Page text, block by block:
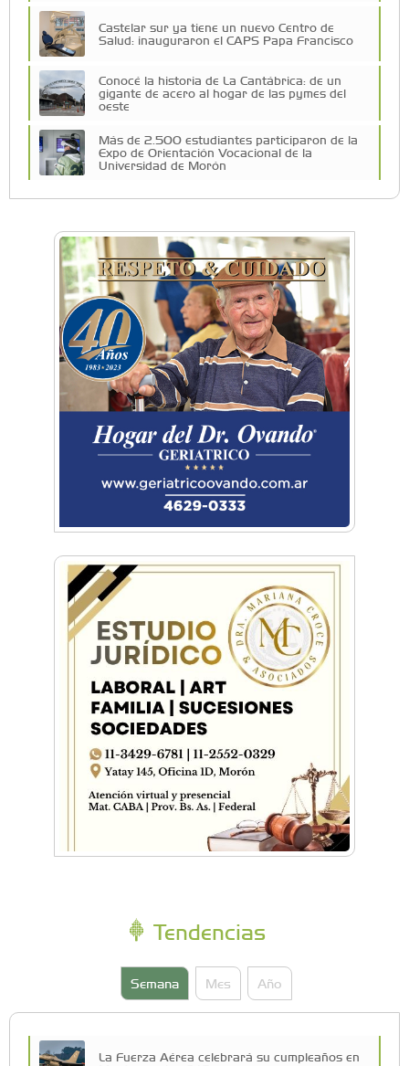
Castelar sur ya tiene un nuevo Centro de
Salud: inauguraron el CAPS Papa Francisco
Conocé la historia de La Cantábrica: de un
gigante de acero al hogar de las pymes del
oeste
Más de 2.500 estudiantes participaron de la
Expo de Orientación Vocacional de la
Universidad de Morón
De Castelar a Júpiter: Conocé la historia del
vecino que mapeó la luna hacia la que viaja
Castelar Digital
Dr. Omar Battilana: casi cuatro décadas de
odontología en Castelar con una premisa que
no cambió
Emiliano Brancciari inauguró "El Banquito de
Norita", el nuevo ciclo cultural de la Casa
Museo Nora Cortiñas
No funcionará el Ferrocarril Sarmiento por
cuatro días
¡Sí, prometo! Miles de estudiantes de Morón
prometieron lealtad a la bandera
Empresas, emprendedores y cultura se
reunieron en Expo Morón Se Muestra
Empezá a estudiar en agosto: la Universidad
de Morón abrió las inscripciones para el
segundo cuatrimestre
Tendencias
Semana Mes Año
La Fuerza Aérea celebrará su cumpleaños en